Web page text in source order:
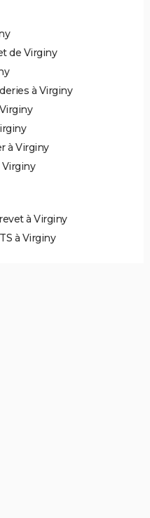
de Virginy
à Virginy
à Virginy
à Virginy
à Virginy